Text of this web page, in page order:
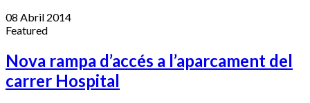
08 Abril 2014
Featured
Nova rampa d’accés a l’aparcament del
carrer Hospital